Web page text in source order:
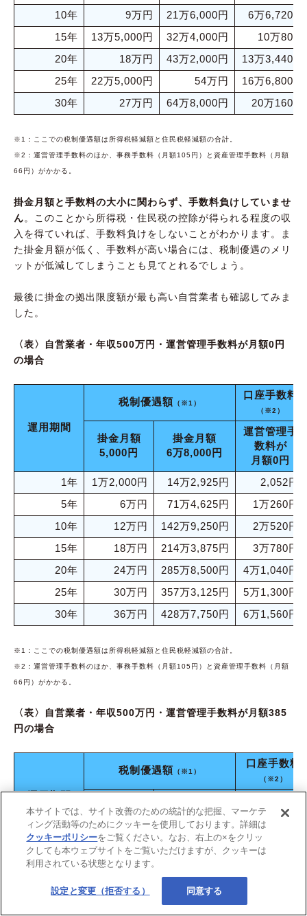
10年
9万円 21万6,000円
6万6,720円
15年
13万5,000円 32万4,000円
10万80円
20年
18万円 43万2,000円
13万3,440円
25年
22万5,000円 54万円
16万6,800円
30年
27万円 64万8,000円 20万160円
※1：ここでの税制優遇額は所得税軽減額と住民税軽減額の合計。
※2：運営管理手数料のほか、事務手数料（月額105円）と資産管理手数料（月額
66円）がかかる。
掛金月額と手数料の大小に関わらず、手数料負けしていませ
ん。このことから所得税・住民税の控除が得られる程度の収
入を得ていれば、手数料負けをしないことがわかります。ま
た掛金月額が低く、手数料が高い場合には、税制優遇のメリ
ットが低減してしまうことも見てとれるでしょう。
最後に掛金の拠出限度額が最も高い自営業者も確認してみま
した。
〈表〉自営業者・年収500万円・運営管理手数料が月額0円
の場合
運用期間
税制優遇額 （※1）
口座手数料
（※2）
掛金月額
5,000円
掛金月額
6万8,000円
運営管理手
数料が
月額0円
1年
1万2,000円 14万2,925円
2,052円
5年
6万円 71万4,625円
1万260円
10年
12万円 142万9,250円
2万520円
15年
18万円 214万3,875円
3万780円
20年
24万円 285万8,500円
4万1,040円
25年
30万円 357万3,125円
5万1,300円
30年
36万円 428万7,750円 6万1,560円
※1：ここでの税制優遇額は所得税軽減額と住民税軽減額の合計。
※2：運営管理手数料のほか、事務手数料（月額105円）と資産管理手数料（月額
66円）がかかる。
〈表〉自営業者・年収500万円・運営管理手数料が月額385
円の場合
運用期間
税制優遇額 （※1）
口座手数料
（※2）
掛金月額
5,000円
掛金月額
6万8,000円
数料が
月額385円
1年
1万2,000円 14万2,925円
6,672円
10年
12万円 142万9,250円
本サイトでは、サイト改善のための統計的な把握、マーケテ
ィング活動等のためにクッキーを使用しております。詳細は
クッキーポリシーをご覧ください。なお、右上の×をクリッ
クしても本ウェブサイトをご覧いただけますが、クッキーは
利用されている状態となります。
設定と変更（拒否する） 同意する